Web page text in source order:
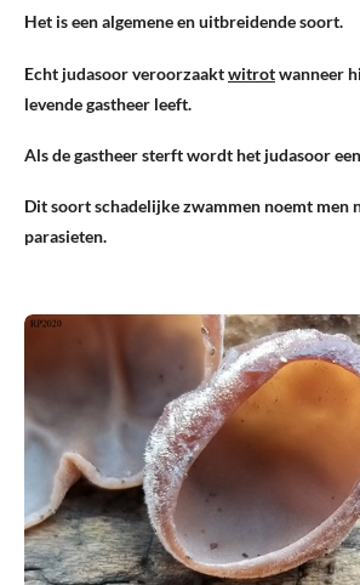
Het is een algemene en uitbreidende soort.
Echt judasoor veroorzaaktwitrotwanneer
levende gastheer leeft.
Als de gastheer sterft wordt het judasoor een
Dit soort schadelijke zwammen noemt men
parasieten.